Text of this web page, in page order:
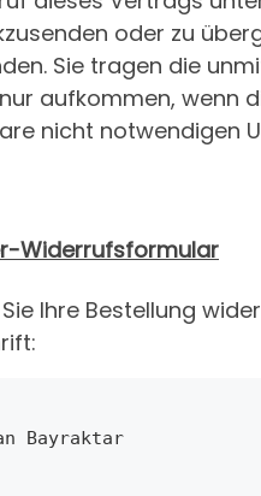
oder zu
Sie tragen die
aufkommen, wenn
nicht notwendigen
Widerrufsformular
Ihre Bestellung
Bayraktar